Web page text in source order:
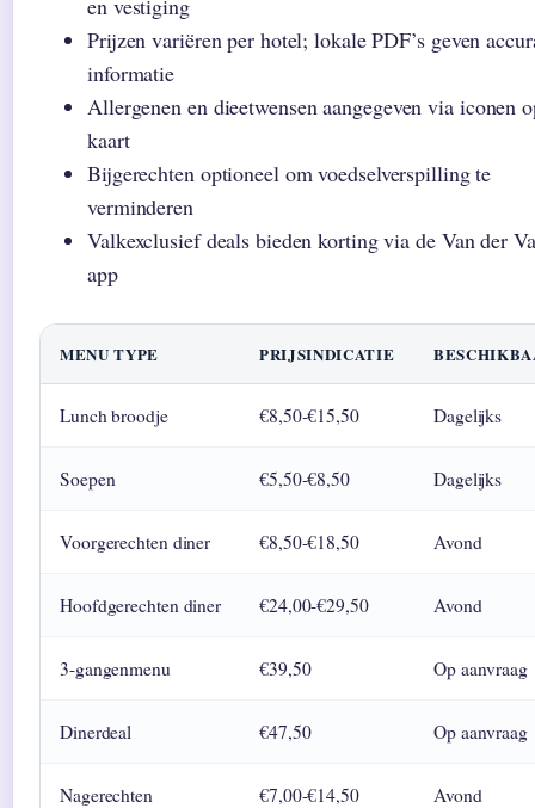
Prijzen variëren per hotel; lokale PDF’s geven
informatie
Allergenen en dieetwensen aangegeven via iconen
kaart
Bijgerechten optioneel om voedselverspilling te
verminderen
Valkexclusief deals bieden korting via de Van der
app
MENU TYPE PRIJSINDICATIE
Lunch broodje €8,50-€15,50 Dagelijks
Soepen €5,50-€8,50 Dagelijks
Voorgerechten diner €8,50-€18,50 Avond
Hoofdgerechten diner €24,00-€29,50 Avond
3-gangenmenu €39,50 Op aanvraag
Dinerdeal €47,50 Op aanvraag
Nagerechten €7,00-€14,50 Avond